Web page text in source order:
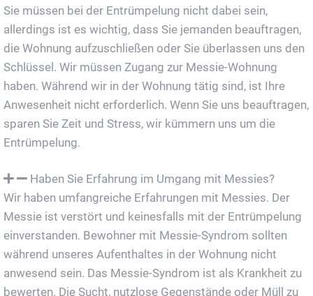
Sie müssen bei der Entrümpelung nicht dabei sein,
allerdings ist es wichtig, dass Sie jemanden beauftragen,
die Wohnung aufzuschließen oder Sie überlassen uns den
Schlüssel. Wir müssen Zugang zur Messie-Wohnung
haben. Während wir in der Wohnung tätig sind, ist Ihre
Anwesenheit nicht erforderlich. Wenn Sie uns beauftragen,
sparen Sie Zeit und Stress, wir kümmern uns um die
Entrümpelung.
Haben Sie Erfahrung im Umgang mit Messies?
Wir haben umfangreiche Erfahrungen mit Messies. Der
Messie ist verstört und keinesfalls mit der Entrümpelung
einverstanden. Bewohner mit Messie-Syndrom sollten
während unseres Aufenthaltes in der Wohnung nicht
anwesend sein. Das Messie-Syndrom ist als Krankheit zu
bewerten. Die Sucht, nutzlose Gegenstände oder Müll zu